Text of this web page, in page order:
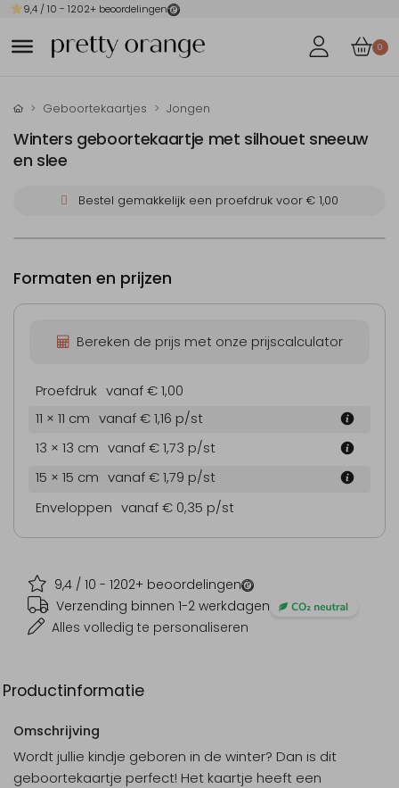
9,4 / 10 - 1202+ beoordelingen
0
Geboortekaartjes Jongen
Winters geboortekaartje met silhouet sneeuw
en slee
Bestel gemakkelijk een proefdruk voor € 1,00
9,4 / 10 - 1202+ beoordelingen
Verzending binnen 1-2 werkdagen
Alles volledig te personaliseren
Formaten en prijzen
Bereken de prijs met onze prijscalculator
Proefdruk vanaf € 1,00
11 × 11 cm vanaf € 1,16 p/st
13 × 13 cm vanaf € 1,73 p/st
15 × 15 cm vanaf € 1,79 p/st
Enveloppen vanaf € 0,35 p/st
Productinformatie
Omschrijving
Wordt jullie kindje geboren in de winter? Dan is dit
geboortekaartje perfect! Het kaartje heeft een